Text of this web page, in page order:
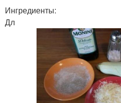
Ингредиенты:
Дл